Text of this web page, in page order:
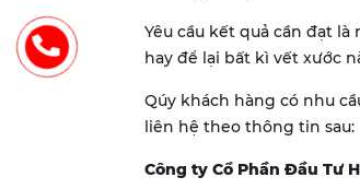
Yêu cầu kết quả cần đạt
hay để lại bất kì vết xước
Qúy khách hàng có nhu
liên hệ theo thông tin sau:
Công ty Cổ Phần Đầu Tư